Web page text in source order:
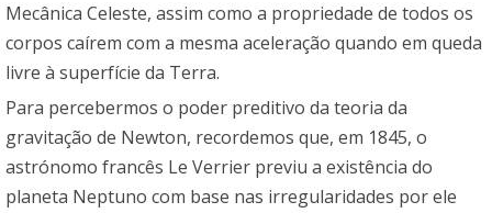
Mecânica Celeste, assim como a propriedade de todos os
corpos caírem com a mesma aceleração quando em queda
livre à superfície da Terra.
Para percebermos o poder preditivo da teoria da
gravitação de Newton, recordemos que, em 1845, o
astrónomo francês Le Verrier previu a existência do
planeta Neptuno com base nas irregularidades por ele